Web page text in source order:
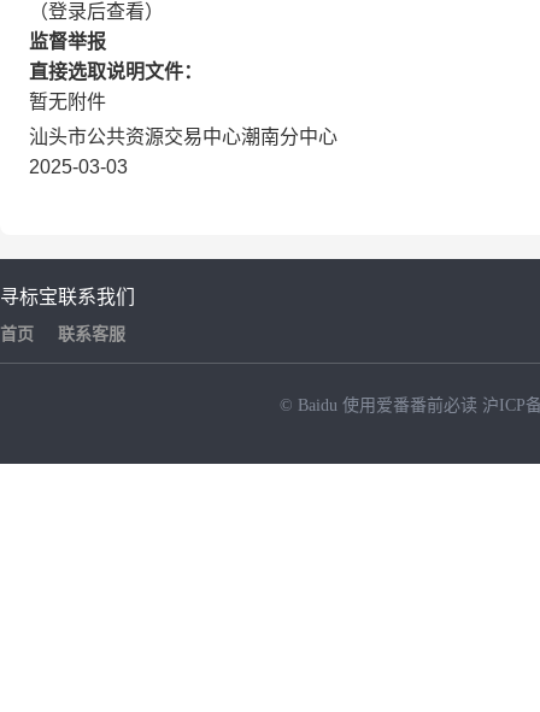
（登录后查看）
监督举报
直接选取说明文件：
暂无附件
汕头市公共资源交易中心潮南分中心
2025-03-03
寻标宝
首页
联系我们
联系客服
© Baidu 使用爱番番前必读 沪ICP